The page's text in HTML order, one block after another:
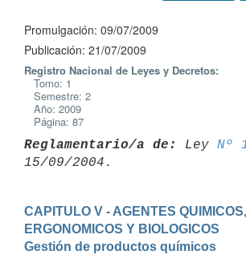
Promulgación: 09/07/2009
Publicación: 21/07/2009
Registro Nacional de Leyes y Decretos:
Tomo: 1
Semestre: 2
Año: 2009
Página: 87
Reglamentario/a de: Ley Nº
CAPITULO V - AGENTES
ERGONOMICOS Y BIOLOGICOS
Gestión de productos químicos